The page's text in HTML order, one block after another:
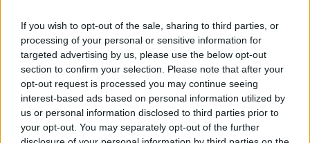
If you wish to opt-out of the sale, sharing to third parties, or
processing of your personal or sensitive information for
targeted advertising by us, please use the below opt-out
section to confirm your selection. Please note that after your
opt-out request is processed you may continue seeing
interest-based ads based on personal information utilized by
us or personal information disclosed to third parties prior to
your opt-out. You may separately opt-out of the further